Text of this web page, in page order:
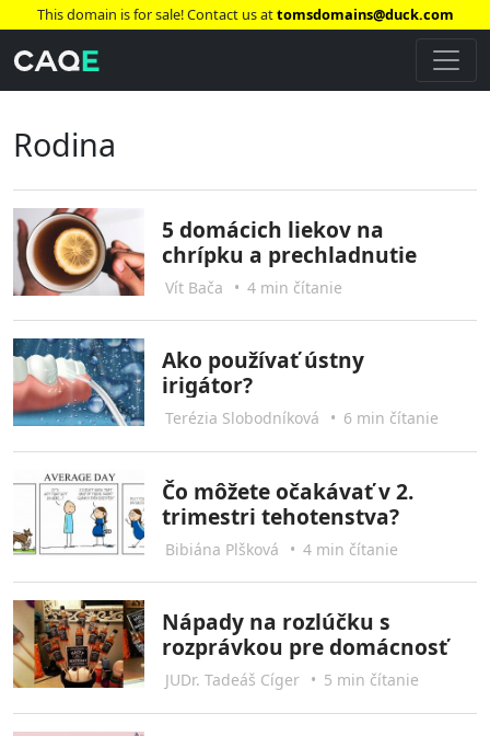
This domain is for sale! Contact us attomsdomains@duck.com
Rodina
5 domácich liekov na
chrípku a prechladnutie
Vít Bača • 4 min čítanie
Ako používať ústny
irigátor?
Terézia Slobodníková • 6 min čítanie
Čo môžete očakávať v 2.
trimestri tehotenstva?
Bibiána Plšková • 4 min čítanie
Nápady na rozlúčku s
rozprávkou pre domácnosť
JUDr. Tadeáš Cíger • 5 min čítanie